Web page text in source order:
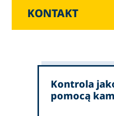
KONTAKT
Kontrola
pomocą